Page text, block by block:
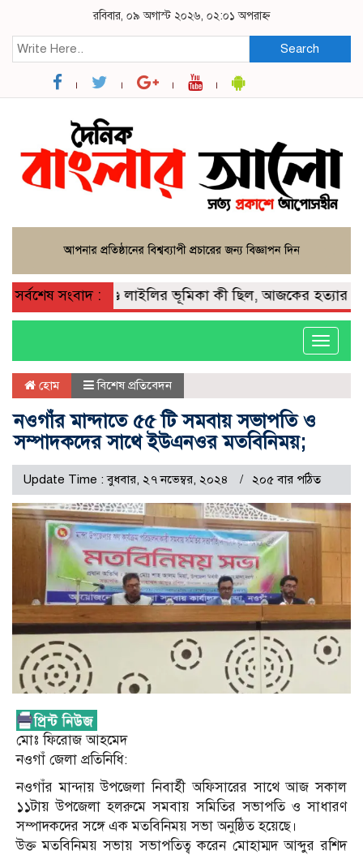
রবিবার, ০৯ অগাস্ট ২০২৬, ০২:০১ অপরাহ্ন
Search
সর্বশেষ সংবাদ :
হত্যাকাণ্ডে লাইলির ভূমিকা কী ছিল, আজকের হত্যার
Toggle
হোম বিশেষ প্রতিবেদন
নওগাঁর মান্দাতে ৫৫ টি সমবায় সভাপতি ও
সম্পাদকদের সাথে ইউএনওর মতবিনিময়;
Update Time : বুধবার, ২৭ নভেম্বর, ২০২৪ ২০৫ বার পঠিত
মোঃ ফিরোজ আহমেদ
নওগাঁ জেলা প্রতিনিধি:
নওগাঁর মান্দায় উপজেলা নিবার্হী অফিসারের সাথে আজ সকাল
১১টায় উপজেলা হলরুমে সমবায় সমিতির সভাপতি ও সাধারণ
সম্পাদকদের সঙ্গে এক মতবিনিময় সভা অনুষ্ঠিত হয়েছে।
উক্ত মতবিনিময় সভায় সভাপতিত্ব করেন মোহাম্মদ আব্দুর রশিদ